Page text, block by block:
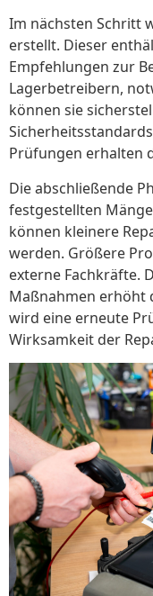
Im nächsten Schritt
erstellt. Dieser
Empfehlungen zur
Lagerbetreibern,
können sie
Prüfungen erhalten
Die abschließende
festgestellten
können kleinere
werden. Größere
externe Fachkräfte.
Maßnahmen erhöht
wird eine erneute
Wirksamkeit der